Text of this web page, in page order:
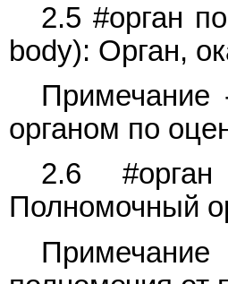
2.5 #орган
body): Орган,
Примечание
органом по
2.6
Полномочный